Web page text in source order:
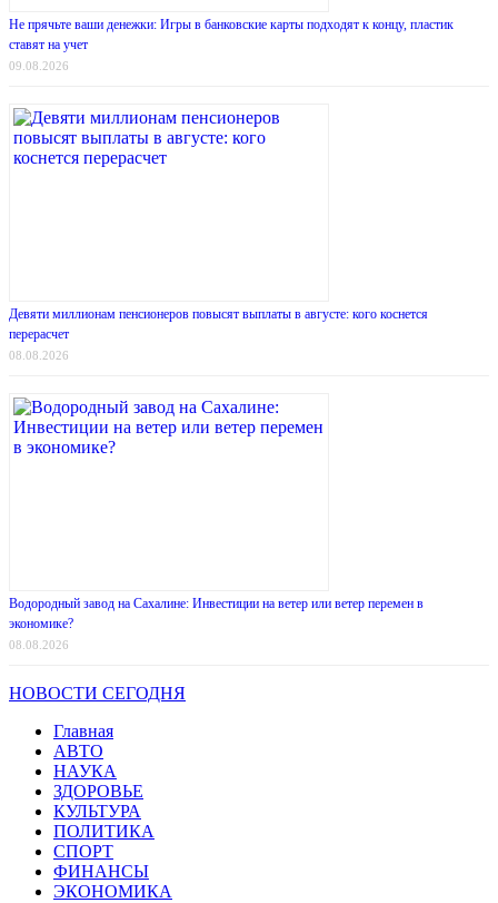
Не прячьте ваши денежки: Игры в банковские карты подходят к концу, пластик
ставят на учет
09.08.2026
Девяти миллионам пенсионеров повысят выплаты в августе: кого коснется
перерасчет
08.08.2026
Водородный завод на Сахалине: Инвестиции на ветер или ветер перемен в
экономике?
08.08.2026
НОВОСТИ СЕГОДНЯ
Главная
АВТО
НАУКА
ЗДОРОВЬЕ
КУЛЬТУРА
ПОЛИТИКА
СПОРТ
ФИНАНСЫ
ЭКОНОМИКА